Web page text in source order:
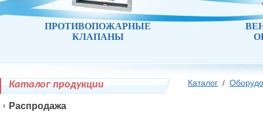
ПРОТИВОПОЖАРНЫЕ
КЛАПАНЫ
Каталог /
Каталог продукции
Распродажа